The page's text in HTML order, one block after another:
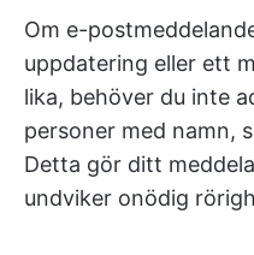
Om e-
uppdatering eller ett
lika, behöver du inte
personer med namn,
Detta gör ditt
undviker onödig